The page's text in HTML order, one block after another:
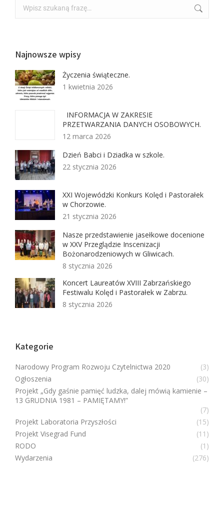
Najnowsze wpisy
Życzenia świąteczne.
1 kwietnia 2026
INFORMACJA W ZAKRESIE
PRZETWARZANIA DANYCH OSOBOWYCH.
12 marca 2026
Dzień Babci i Dziadka w szkole.
22 stycznia 2026
XXI Wojewódzki Konkurs Kolęd i Pastorałek
w Chorzowie.
21 stycznia 2026
Nasze przedstawienie jasełkowe docenione
w XXV Przeglądzie Inscenizacji
Bożonarodzeniowych w Gliwicach.
8 stycznia 2026
Koncert Laureatów XVIII Zabrzańskiego
Festiwalu Kolęd i Pastorałek w Zabrzu.
8 stycznia 2026
Kategorie
Narodowy Program Rozwoju Czytelnictwa 2020
(3)
Ogłoszenia
(30)
Projekt „Gdy gaśnie pamięć ludzka, dalej mówią kamienie –
13 GRUDNIA 1981 – PAMIĘTAMY!”
(7)
Projekt Laboratoria Przyszłości
(15)
Projekt Visegrad Fund
(11)
RODO
(1)
Wydarzenia
(276)